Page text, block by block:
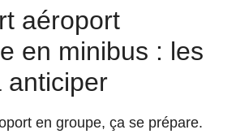
aéroport
en minibus : les
anticiper
en groupe, ça se prépare.